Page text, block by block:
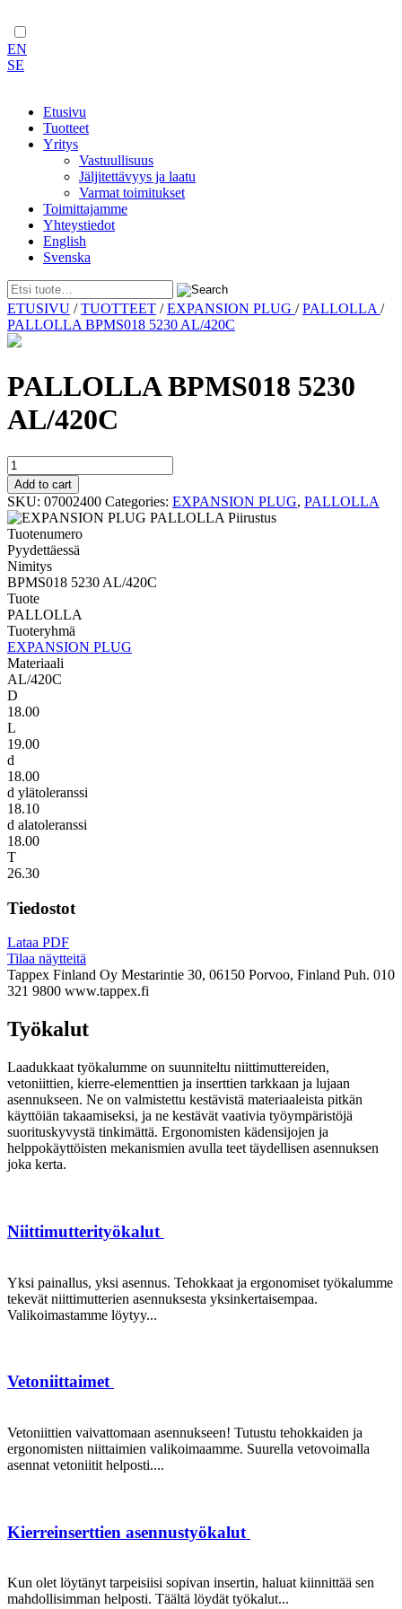
EN
SE
Etusivu
Tuotteet
Yritys
Vastuullisuus
Jäljitettävyys ja laatu
Varmat toimitukset
Toimittajamme
Yhteystiedot
English
Svenska
Skip
to
content
ETUSIVU /TUOTTEET /EXPANSION PLUG /PALLOLLA /
PALLOLLA BPMS018 5230 AL/420C
PALLOLLA BPMS018 5230
AL/420C
PALLOLLA
BPMS018
5230
AL/420C
quantity
Add to cart
SKU: 07002400 Categories: EXPANSION PLUG, PALLOLLA
Tuotenumero
Pyydettäessä
Nimitys
BPMS018 5230 AL/420C
Tuote
PALLOLLA
Tuoteryhmä
EXPANSION PLUG
Materiaali
AL/420C
D
18.00
L
19.00
d
18.00
d ylätoleranssi
18.10
d alatoleranssi
18.00
T
26.30
Tiedostot
Lataa PDF
Tilaa näytteitä
Tappex Finland Oy Mestarintie 30, 06150 Porvoo, Finland Puh. 010
321 9800 www.tappex.fi
Työkalut
Laadukkaat työkalumme on suunniteltu niittimuttereiden,
vetoniittien, kierre-elementtien ja inserttien tarkkaan ja lujaan
asennukseen. Ne on valmistettu kestävistä materiaaleista pitkän
käyttöiän takaamiseksi, ja ne kestävät vaativia työympäristöjä
suorituskyvystä tinkimättä. Ergonomisten kädensijojen ja
helppokäyttöisten mekanismien avulla teet täydellisen asennuksen
joka kerta.
Niittimutterityökalut
Yksi painallus, yksi asennus. Tehokkaat ja ergonomiset työkalumme
tekevät niittimutterien asennuksesta yksinkertaisempaa.
Valikoimastamme löytyy...
Vetoniittaimet
Vetoniittien vaivattomaan asennukseen! Tutustu tehokkaiden ja
ergonomisten niittaimien valikoimaamme. Suurella vetovoimalla
asennat vetoniitit helposti....
Kierreinserttien asennustyökalut
Kun olet löytänyt tarpeisiisi sopivan insertin, haluat kiinnittää sen
mahdollisimman helposti. Täältä löydät työkalut...